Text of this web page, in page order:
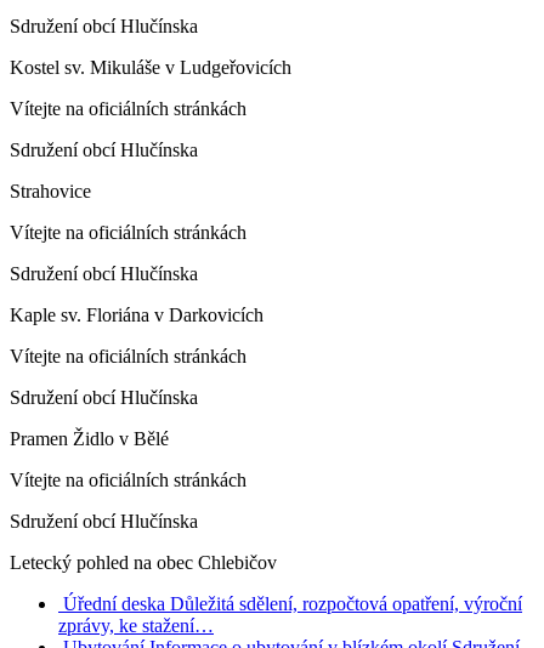
Sdružení obcí Hlučínska
Kostel sv. Mikuláše v Ludgeřovicích
Vítejte na oficiálních stránkách
Sdružení obcí Hlučínska
Strahovice
Vítejte na oficiálních stránkách
Sdružení obcí Hlučínska
Kaple sv. Floriána v Darkovicích
Vítejte na oficiálních stránkách
Sdružení obcí Hlučínska
Pramen Židlo v Bělé
Vítejte na oficiálních stránkách
Sdružení obcí Hlučínska
Letecký pohled na obec Chlebičov
Úřední deska Důležitá sdělení, rozpočtová opatření, výroční
zprávy, ke stažení…